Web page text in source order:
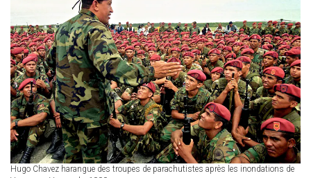
Hugo Chavez harangue des troupes de parachutistes après les inondations de